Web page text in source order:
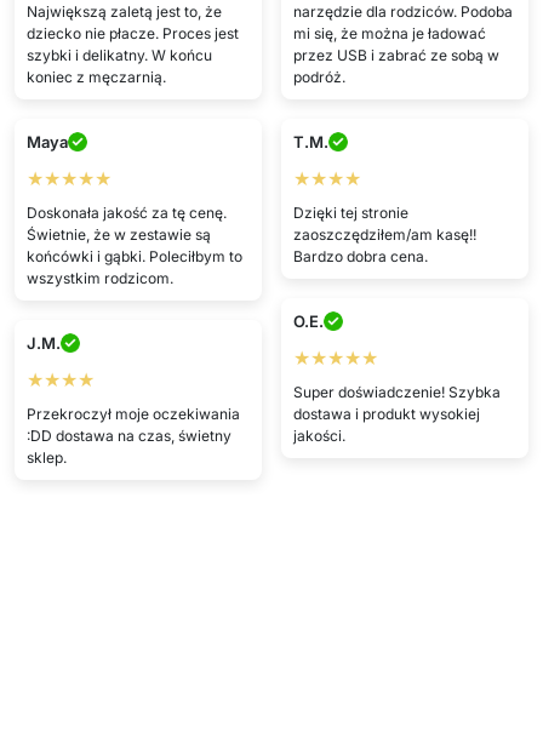
narzędzie dla rodziców. Podoba
mi się, że można je ładować
przez USB i zabrać ze sobą w
podróż.
Największą zaletą jest to, że
dziecko nie płacze. Proces jest
szybki i delikatny. W końcu
koniec z męczarnią.
Maya
★★★★★
Doskonała jakość za tę cenę.
Świetnie, że w zestawie są
końcówki i gąbki. Poleciłbym to
wszystkim rodzicom.
T.M.
★★★★
Dzięki tej stronie
zaoszczędziłem/am kasę!!
Bardzo dobra cena.
O.E.
★★★★★
Super doświadczenie! Szybka
dostawa i produkt wysokiej
jakości.
J.M.
★★★★
Przekroczył moje oczekiwania
:DD dostawa na czas, świetny
sklep.